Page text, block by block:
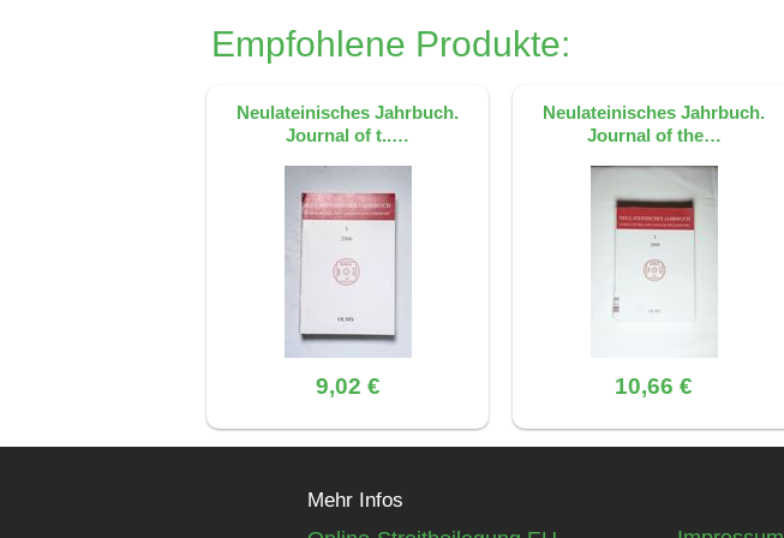
Empfohlene Produkte:
Neulateinisches Jahrbuch.
Journal of t..…
9,02 €
Neulateinisches Jahrbuch.
Journal of the…
10,66 €
Mehr Infos